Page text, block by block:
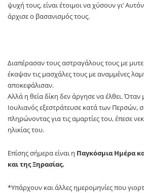
ψυχή τους, είναι έτοιμοι να χύσουν γι’
άρχισε ο βασανισμός τους.
Διαπέρασαν τους αστραγάλους τους με
έκαψαν τις μασχάλες τους με αναμμένες
αποκεφάλισαν.
Αλλά η θεία δίκη δεν άργησε να έλθει. Όταν
Ιουλιανός εξεστράτευσε κατά των Περσών,
πληρώνοντας για τις αμαρτίες του, έπεσε
ηλικίας του.
Επίσης σήμερα είναι η Παγκόσμια Ημέρα
και της Ξηρασίας.
*Υπάρχουν και άλλες ημερομηνίες που